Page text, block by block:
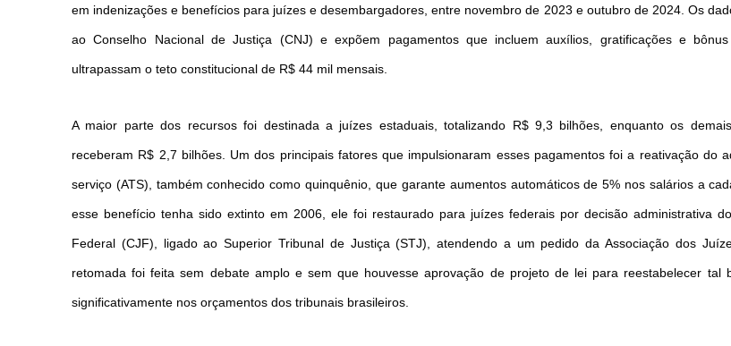
em indenizações e benefícios para juízes e desembargadores, entre novembro de 2023 e outubro de 2024. Os
ao Conselho Nacional de Justiça (CNJ) e expõem pagamentos que incluem auxílios, gratificações e
ultrapassam o teto constitucional de R$ 44 mil mensais.
A maior parte dos recursos foi destinada a juízes estaduais, totalizando R$ 9,3 bilhões, enquanto os
receberam R$ 2,7 bilhões. Um dos principais fatores que impulsionaram esses pagamentos foi a reativação do
serviço (ATS), também conhecido como quinquênio, que garante aumentos automáticos de 5% nos salários a
esse benefício tenha sido extinto em 2006, ele foi restaurado para juízes federais por decisão administrativa
Federal (CJF), ligado ao Superior Tribunal de Justiça (STJ), atendendo a um pedido da Associação dos
retomada foi feita sem debate amplo e sem que houvesse aprovação de projeto de lei para reestabelecer tal
significativamente nos orçamentos dos tribunais brasileiros.